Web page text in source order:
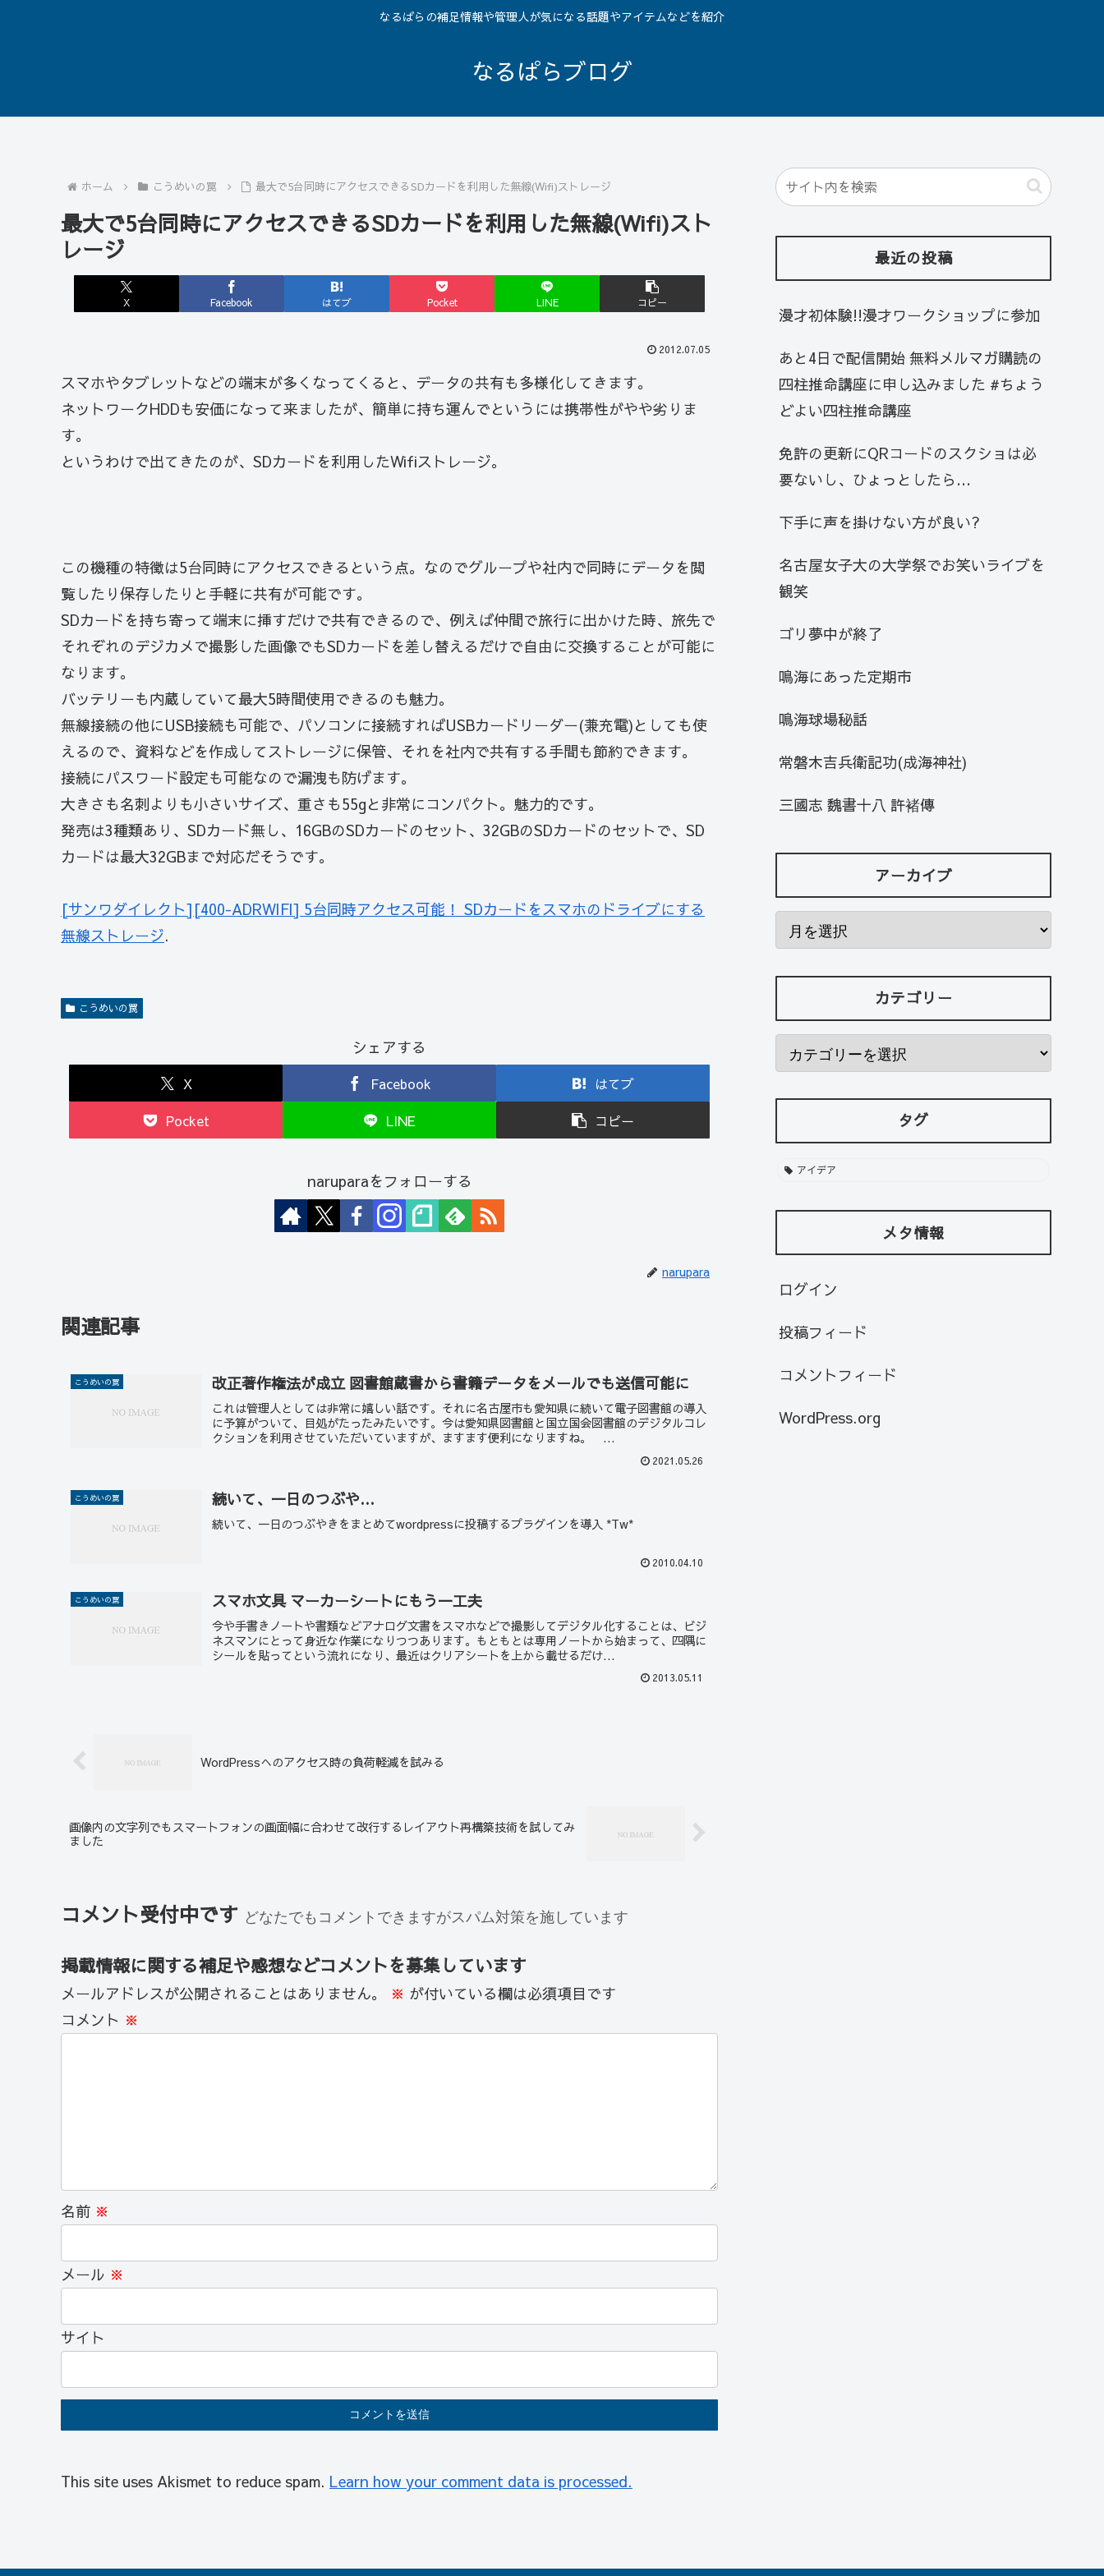
なるぱらの補足情報や管理人が気になる話題やアイテムなどを紹介
なるぱらブログ
ホーム こうめいの罠 最大で5台同時にアクセスできるSDカードを利用した無線(Wifi)ストレージ
最大で5台同時にアクセスできるSDカードを利用した無線(Wifi)スト
レージ
X Facebook はてブ Pocket LINE コピー
2012.07.05
スマホやタブレットなどの端末が多くなってくると、データの共有も多様化してきます。
ネットワークHDDも安価になって来ましたが、簡単に持ち運んでというには携帯性がやや劣りま
す。
というわけで出てきたのが、SDカードを利用したWifiストレージ。
この機種の特徴は5台同時にアクセスできるという点。なのでグループや社内で同時にデータを閲
覧したり保存したりと手軽に共有が可能です。
SDカードを持ち寄って端末に挿すだけで共有できるので、例えば仲間で旅行に出かけた時、旅先で
それぞれのデジカメで撮影した画像でもSDカードを差し替えるだけで自由に交換することが可能に
なります。
バッテリーも内蔵していて最大5時間使用できるのも魅力。
無線接続の他にUSB接続も可能で、パソコンに接続すればUSBカードリーダー(兼充電)としても使
えるので、資料などを作成してストレージに保管、それを社内で共有する手間も節約できます。
接続にパスワード設定も可能なので漏洩も防げます。
大きさも名刺よりも小さいサイズ、重さも55gと非常にコンパクト。魅力的です。
発売は3種類あり、SDカード無し、16GBのSDカードのセット、32GBのSDカードのセットで、SD
カードは最大32GBまで対応だそうです。
[サンワダイレクト][400-ADRWIFI] 5台同時アクセス可能！ SDカードをスマホのドライブにする
無線ストレージ.
こうめいの罠
シェアする
X Facebook はてブ
Pocket LINE コピー
naruparaをフォローする
narupara
関連記事
こうめいの罠 改正著作権法が成立 図書館蔵書から書籍データをメールでも送信可能に
これは管理人としては非常に嬉しい話です。それに名古屋市も愛知県に続いて電子図書館の導入
に予算がついて、目処がたったみたいです。今は愛知県図書館と国立国会図書館のデジタルコレ
クションを利用させていただいていますが、ますます便利になりますね。 ...
2021.05.26
こうめいの罠 続いて、一日のつぶや…
続いて、一日のつぶやきをまとめてwordpressに投稿するプラグインを導入 *Tw*
2010.04.10
こうめいの罠 スマホ文具 マーカーシートにもう一工夫
今や手書きノートや書類などアナログ文書をスマホなどで撮影してデジタル化することは、ビジ
ネスマンにとって身近な作業になりつつあります。もともとは専用ノートから始まって、四隅に
シールを貼ってという流れになり、最近はクリアシートを上から載せるだけ...
2013.05.11
WordPressへのアクセス時の負荷軽減を試みる
画像内の文字列でもスマートフォンの画面幅に合わせて改行するレイアウト再構築技術を試してみ
ました
コメント受付中です どなたでもコメントできますがスパム対策を施しています
掲載情報に関する補足や感想などコメントを募集しています
メールアドレスが公開されることはありません。 ※ が付いている欄は必須項目です
コメント ※
名前 ※
メール ※
サイト
This site uses Akismet to reduce spam. Learn how your comment data is processed.
最近の投稿
漫才初体験!!漫才ワークショップに参加
あと4日で配信開始 無料メルマガ購読の
四柱推命講座に申し込みました #ちょう
どよい四柱推命講座
免許の更新にQRコードのスクショは必
要ないし、ひょっとしたら…
下手に声を掛けない方が良い?
名古屋女子大の大学祭でお笑いライブを
観笑
ゴリ夢中が終了
鳴海にあった定期市
鳴海球場秘話
常磐木吉兵衛記功(成海神社)
三國志 魏書十八 許褚傳
アーカイブ
カテゴリー
タグ
アイデア
メタ情報
ログイン
投稿フィード
コメントフィード
WordPress.org